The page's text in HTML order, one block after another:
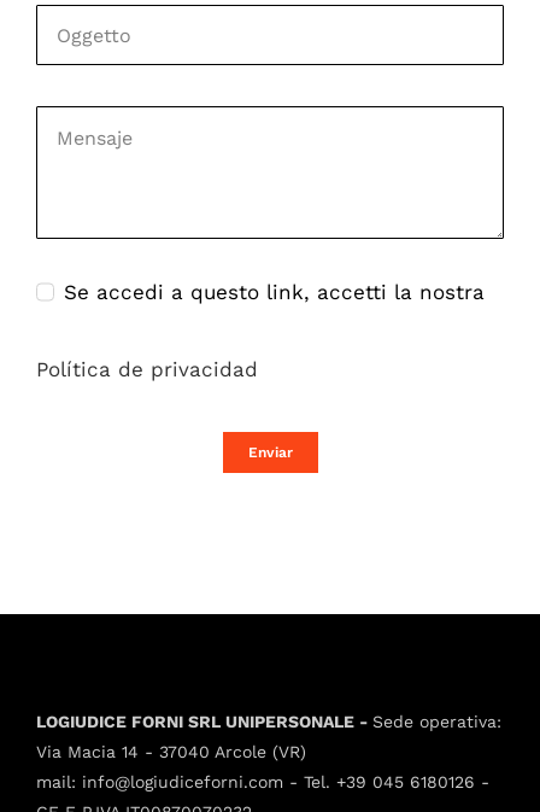
Se accedi a questo link, accetti la nostra
Política de privacidad
Enviar
LOGIUDICE FORNI SRL UNIPERSONALE - Sede operativa:
Via Macia 14 - 37040 Arcole (VR)
mail: info@logiudiceforni.com - Tel. +39 045 6180126 -